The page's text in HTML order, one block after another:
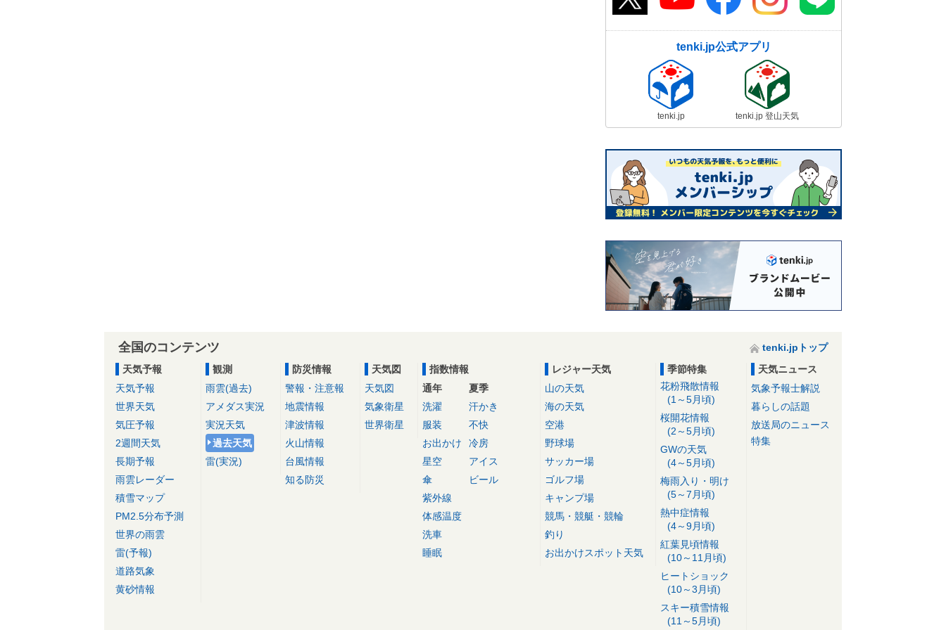
tenki.jp公式アプリ
tenki.jp tenki.jp 登山天気
全国のコンテンツ
tenki.jpトップ
天気予報
天気予報
世界天気
気圧予報
2週間天気
長期予報
雨雲レーダー
積雪マップ
PM2.5分布予測
世界の雨雲
雷(予報)
道路気象
黄砂情報
観測
雨雲(過去)
アメダス実況
実況天気
過去天気
雷(実況)
防災情報
警報・注意報
地震情報
津波情報
火山情報
台風情報
知る防災
天気図
天気図
気象衛星
世界衛星
指数情報
通年
洗濯
服装
お出かけ
星空
傘
紫外線
体感温度
洗車
睡眠
夏季
汗かき
不快
冷房
アイス
ビール
レジャー天気
山の天気
海の天気
空港
野球場
サッカー場
ゴルフ場
キャンプ場
競馬・競艇・競輪
釣り
お出かけスポット天気
季節特集
花粉飛散情報
(1～5月頃)
桜開花情報
(2～5月頃)
GWの天気
(4～5月頃)
梅雨入り・明け
(5～7月頃)
熱中症情報
(4～9月頃)
紅葉見頃情報
(10～11月頃)
ヒートショック
(10～3月頃)
スキー積雪情報
(11～5月頃)
天気ニュース
気象予報士解説
暮らしの話題
放送局のニュース
特集